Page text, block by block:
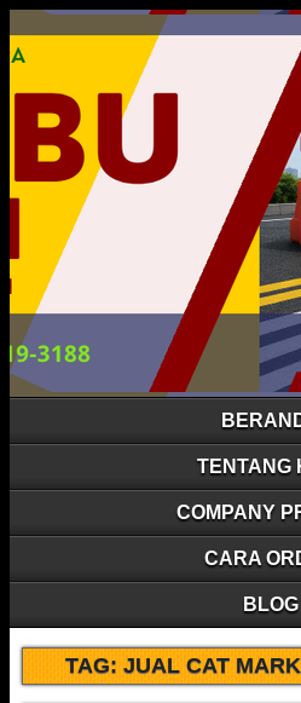
TENTANG
COMPANY
CARA
BLOG
TAG:JUAL CAT